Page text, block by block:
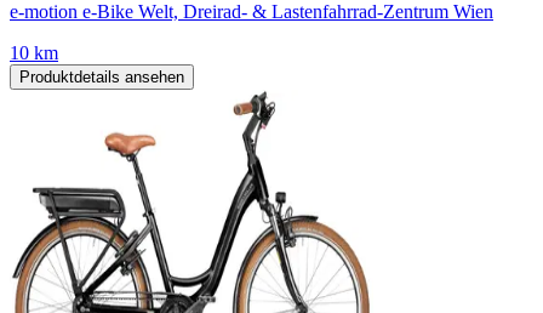
e-motion e-Bike Welt, Dreirad- & Lastenfahrrad-Zentrum Wien
10 km
Produktdetails ansehen